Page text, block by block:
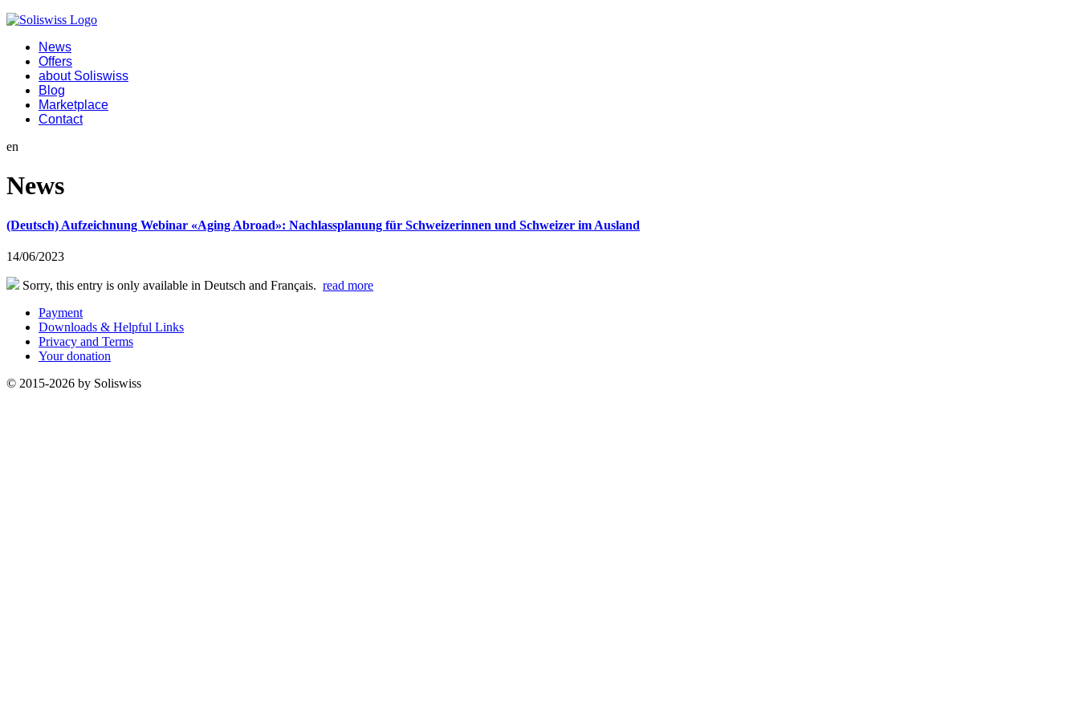
News
Offers
about Soliswiss
Blog
Marketplace
Contact
en
News
(Deutsch) Aufzeichnung Webinar «Aging Abroad»: Nachlassplanung für Schweizerinnen und Schweizer im Ausland
14/06/2023
Sorry, this entry is only available in Deutsch and Français. read more
Payment
Downloads & Helpful Links
Privacy and Terms
Your donation
© 2015-2026 by Soliswiss